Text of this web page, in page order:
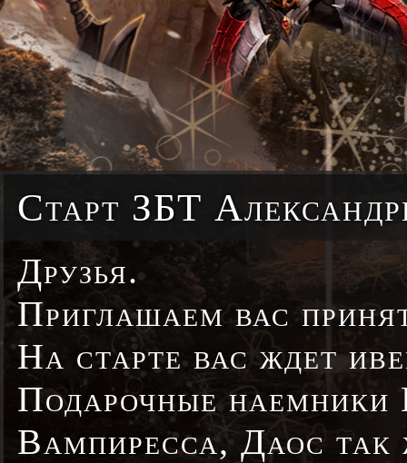
Старт ЗБТ
Друзья.
Приглашаем вас
На старте вас ждет
Подарочные
Вампиресса, Даоc так